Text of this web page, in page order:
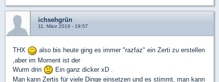
ichsehgrün
11. März 2019 - 19:57
THX
also bis heute ging es immer "razfaz" ein Zerti zu erstellen
,aber im Moment ist der
Wurm drin
Ein ganz dicker xD .
Man kann Zertis für viele Dinge einsetzen und es stimmt, man kann